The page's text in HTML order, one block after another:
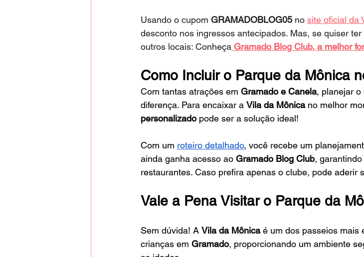
Usando o cupom GRAMADOBLOG05 no site oficial da
desconto nos ingressos antecipados. Mas, se quiser
outros locais: Conheça Gramado Blog Club, a melhor
Como Incluir o Parque da Mônica
Com tantas atrações em Gramado e Canela, planejar o
diferença. Para encaixar a Vila da Mônica no melhor
personalizado pode ser a solução ideal!
Com um roteiro detalhado, você recebe um
ainda ganha acesso ao Gramado Blog Club,
restaurantes. Caso prefira apenas o clube, pode aderir
Vale a Pena Visitar o Parque da
Sem dúvida! A Vila da Mônica é um dos passeios mais
crianças em Gramado, proporcionando um ambiente